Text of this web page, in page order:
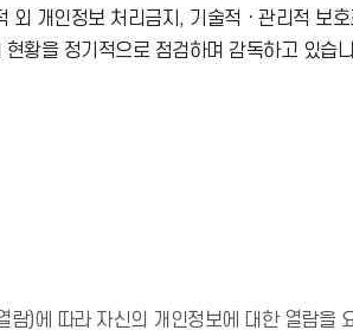
외 개인정보 처리금지, 기술적ㆍ관리적
황을 정기적으로 점검하며 감독하고 있습
람)에 따라 자신의 개인정보에 대한 열람